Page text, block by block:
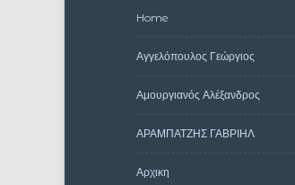
Home
Αγγελόπουλος Γεώργιος
Αμουργιανός Αλέξανδρος
ΑΡΑΜΠΑΤΖΗΣ ΓΑΒΡΙΗΛ
Αρχικη